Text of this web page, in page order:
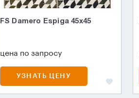
FS Damero Espiga 45x45
цена по запросу
УЗНАТЬ ЦЕНУ